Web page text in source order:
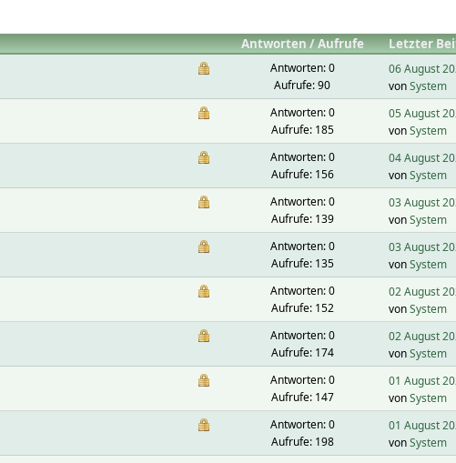
Antworten/Aufrufe
Letzter
Antworten: 0
Aufrufe: 90
06 August
vonSystem
Antworten: 0
Aufrufe: 185
05 August
vonSystem
Antworten: 0
Aufrufe: 156
04 August
vonSystem
Antworten: 0
Aufrufe: 139
03 August
vonSystem
Antworten: 0
Aufrufe: 135
03 August
vonSystem
Antworten: 0
Aufrufe: 152
02 August
vonSystem
Antworten: 0
Aufrufe: 174
02 August
vonSystem
Antworten: 0
Aufrufe: 147
01 August
vonSystem
Antworten: 0
Aufrufe: 198
01 August
vonSystem